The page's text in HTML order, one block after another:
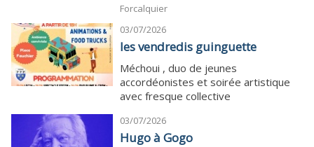
Forcalquier
03/07/2026
les vendredis guinguette
Méchoui , duo de jeunes
accordéonistes et soirée artistique
avec fresque collective
03/07/2026
Hugo à Gogo